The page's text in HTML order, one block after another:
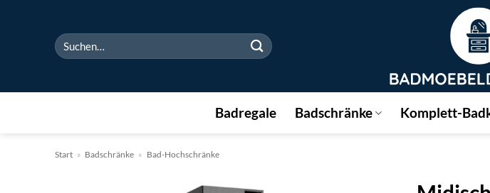
Suchen
nach:
Badregale Badschränke Komplett-
Start » Badschränke » Bad-Hochschränke